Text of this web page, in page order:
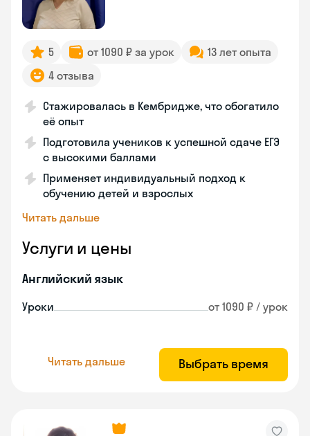
5 от 1090 ₽ за урок
13 лет опыта
4 отзыва
Стажировалась в Кембридже, что обогатило
её опыт
Подготовила учеников к успешной сдаче ЕГЭ
с высокими баллами
Применяет индивидуальный подход к
обучению детей и взрослых
Читать дальше
Услуги и цены
Английский язык
Уроки от 1090 ₽ / урок
Читать дальше Выбрать время